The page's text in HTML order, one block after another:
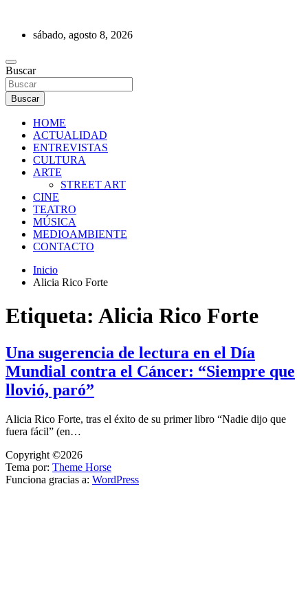
contenidosábado, agosto 8, 2026
REVISTA DE PRENSA
Buscar
Buscar
HOME
ACTUALIDAD
ENTREVISTAS
CULTURA
ARTE
STREET ART
CINE
TEATRO
MÚSICA
MEDIOAMBIENTE
CONTACTO
Inicio
Alicia Rico Forte
Etiqueta: Alicia Rico Forte
Una sugerencia de lectura en el Día
Mundial contra el Cáncer: “Siempre que
llovió, paró”
Alicia Rico Forte, tras el éxito de su primer libro “Nadie dijo que
fuera fácil” (en…
Copyright ©2026
Tema por: Theme Horse
Funciona gracias a: WordPress